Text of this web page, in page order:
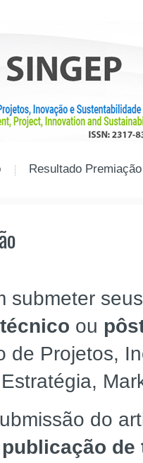
Resultado Premiação
submeter
ou
de Projetos,
do